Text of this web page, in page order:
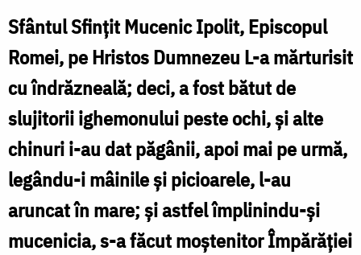
Sfințit
Mucenic
Ipolit,
Episcopul
Romei
Sfântul Sfințit Mucenic Ipolit, Episcopul
Romei, pe Hristos Dumnezeu L-a mărturisit
cu îndrăzneală; deci, a fost bătut de
slujitorii ighemonului peste ochi, și alte
chinuri i-au dat păgânii, apoi mai pe urmă,
legându-i mâinile și picioarele, l-au
aruncat în mare; și astfel împlinindu-și
mucenicia, s-a făcut moștenitor Împărăției